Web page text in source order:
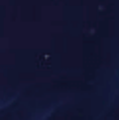
其中主楼(2-5楼)111间房，
入，全酒店wif覆盖，让您